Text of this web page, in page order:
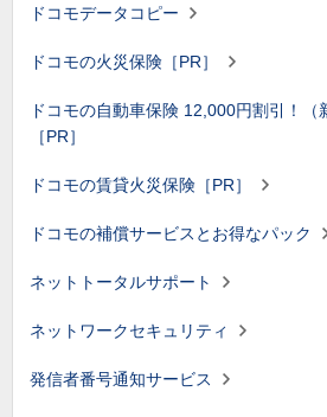
ドコモデータコピー
ドコモの火災保険［PR］
ドコモの自動車保険 12,000円割引！（
［PR］
ドコモの賃貸火災保険［PR］
ドコモの補償サービスとお得なパック
ネットトータルサポート
ネットワークセキュリティ
発信者番号通知サービス